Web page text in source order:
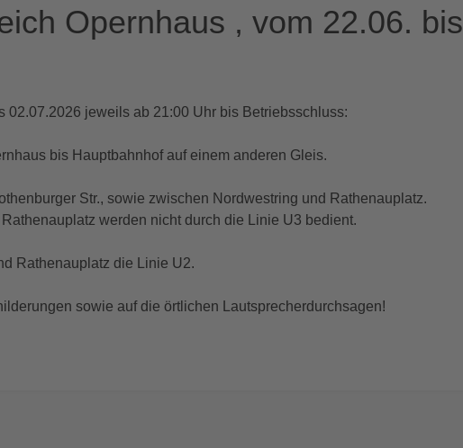
Opernhaus , vom 22.06. bis
02.07.2026 jeweils ab 21:00 Uhr bis Betriebsschluss:
bis Hauptbahnhof auf einem anderen Gleis.
Str., sowie zwischen Nordwestring und Rathenauplatz.
werden nicht durch die Linie U3 bedient.
Rathenauplatz die Linie U2.
sowie auf die örtlichen Lautsprecherdurchsagen!